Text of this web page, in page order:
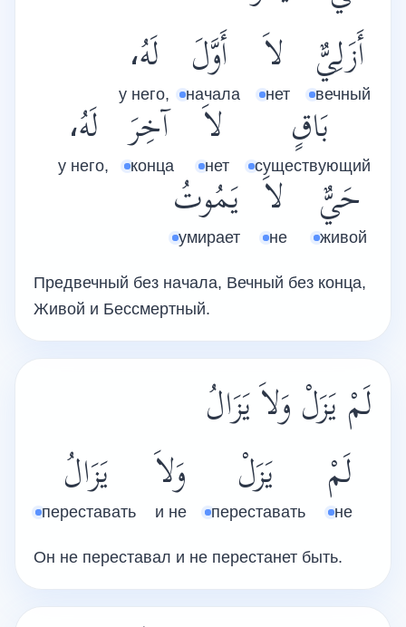
أَزَلِيٌّ
вечный
لاَ
нет
أَوَّلَ
начала
لَهُ،
у него,
بَاقٍ
существующий
لاَ
нет
آخِرَ
конца
لَهُ،
у него,
حَيٌّ
живой
لاَ
не
يَمُوتُ
умирает
Предвечный без начала, Вечный без конца,
Живой и Бессмертный.
لَمْ يَزَلْ وَلاَ يَزَالُ
لَمْ
не
يَزَلْ
переставать
وَلاَ
и не
يَزَالُ
переставать
Он не переставал и не перестанет быть.